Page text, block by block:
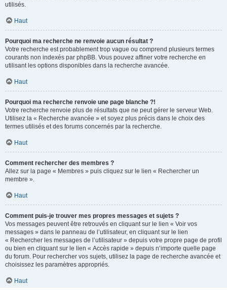
utilisés.
Haut
Pourquoi ma recherche ne renvoie aucun résultat ?
Votre recherche est probablement trop vague ou comprend plusieurs termes
courants non indexés par phpBB. Vous pouvez affiner votre recherche en
utilisant les options disponibles dans la recherche avancée.
Haut
Pourquoi ma recherche renvoie une page blanche ?!
Votre recherche renvoie plus de résultats que ne peut gérer le serveur Web.
Utilisez la « Recherche avancée » et soyez plus précis dans le choix des
termes utilisés et des forums concernés par la recherche.
Haut
Comment rechercher des membres ?
Allez sur la page « Membres » puis cliquez sur le lien « Rechercher un
membre ».
Haut
Comment puis-je trouver mes propres messages et sujets ?
Vos messages peuvent être retrouvés en cliquant sur le lien « Voir vos
messages » dans le panneau de l’utilisateur, en cliquant sur le lien
« Rechercher les messages de l’utilisateur » depuis votre propre page de profil
ou bien en cliquant sur le lien « Accès rapide » depuis n’importe quelle page
du forum. Pour rechercher vos sujets, utilisez la page de recherche avancée et
choisissez les paramètres appropriés.
Haut